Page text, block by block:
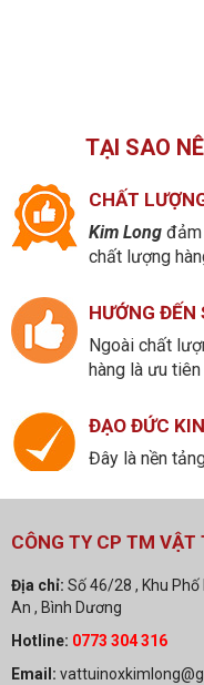
TẠI SAO
CHẤT
Kim Long đảm
chất lượng
HƯỚNG ĐẾN
Ngoài chất
hàng là ưu
ĐẠO ĐỨC
Đây là nền
CÔNG TY CP TM VẬT
Địa chỉ: Số 46/28 , Khu Phố
An , Bình Dương
Hotline: 0773 304 316
Email: